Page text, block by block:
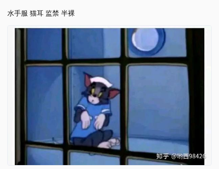
水手服 猫耳 监禁 半裸